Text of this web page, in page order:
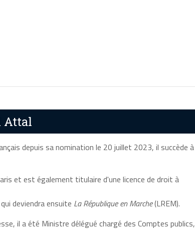
Attal
depuis sa nomination le 20 juillet 2023, il succède à
et est également titulaire d'une licence de droit à
deviendra ensuite La République en Marche(LREM).
il a été Ministre délégué chargé des Comptes publics,